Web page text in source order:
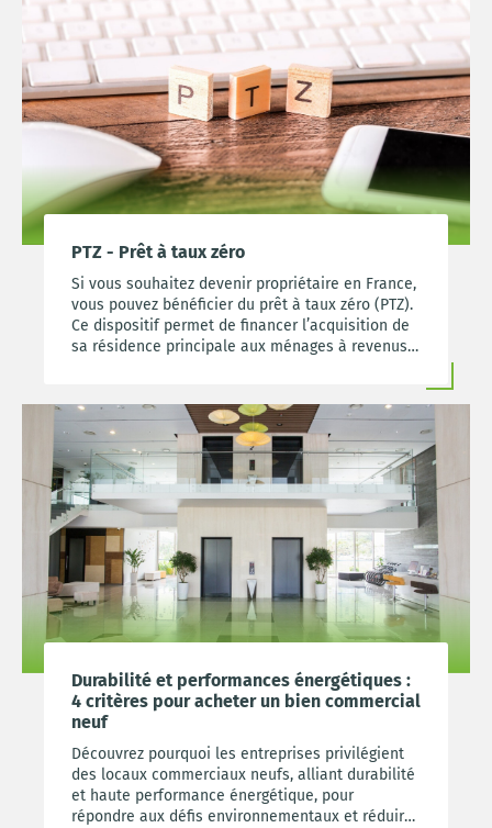
PTZ - Prêt à taux zéro
Si vous souhaitez devenir propriétaire en France,
vous pouvez bénéficier du prêt à taux zéro (PTZ).
Ce dispositif permet de financer l’acquisition de
sa résidence principale aux ménages à revenus
répond.
Durabilité et performances énergétiques :
4 critères pour acheter un bien commercial
neuf
Découvrez pourquoi les entreprises privilégient
des locaux commerciaux neufs, alliant durabilité
et haute performance énergétique, pour
répondre aux défis environnementaux et réduire